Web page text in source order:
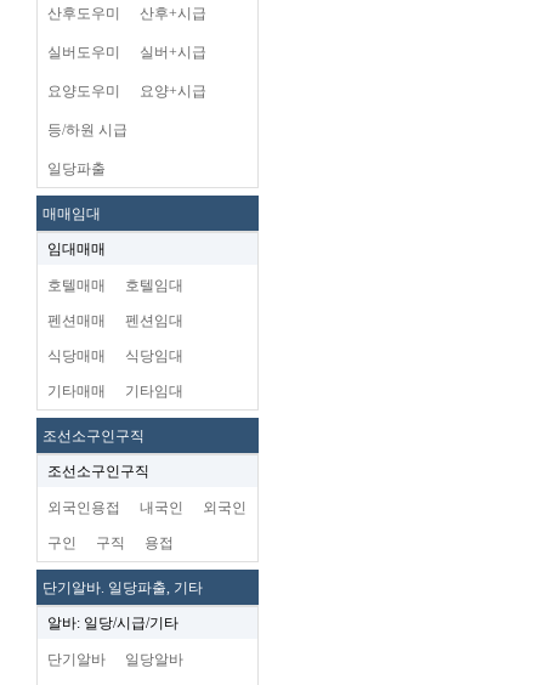
산후도우미 산후+시급
실버도우미 실버+시급
요양도우미 요양+시급
등/하원 시급
일당파출
매매임대
임대매매
호텔매매 호텔임대
펜션매매 펜션임대
식당매매 식당임대
기타매매 기타임대
조선소구인구직
조선소구인구직
외국인용접 내국인 외국인
구인 구직 용접
단기알바. 일당파출, 기타
알바: 일당/시급/기타
단기알바 일당알바